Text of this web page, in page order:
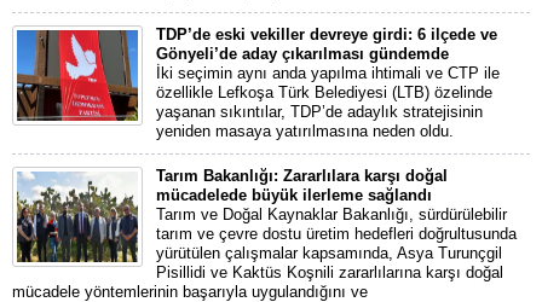
TDP’de eski vekiller devreye girdi: 6 ilçede ve
Gönyeli’de aday çıkarılması gündemde
İki seçimin aynı anda yapılma ihtimali ve CTP ile
özellikle Lefkoşa Türk Belediyesi (LTB) özelinde
yaşanan sıkıntılar, TDP’de adaylık stratejisinin
yeniden masaya yatırılmasına neden oldu.
Tarım Bakanlığı: Zararlılara karşı doğal
mücadelede büyük ilerleme sağlandı
Tarım ve Doğal Kaynaklar Bakanlığı, sürdürülebilir
tarım ve çevre dostu üretim hedefleri doğrultusunda
yürütülen çalışmalar kapsamında, Asya Turunçgil
Pisillidi ve Kaktüs Koşnili zararlılarına karşı doğal
mücadele yöntemlerinin başarıyla uygulandığını ve